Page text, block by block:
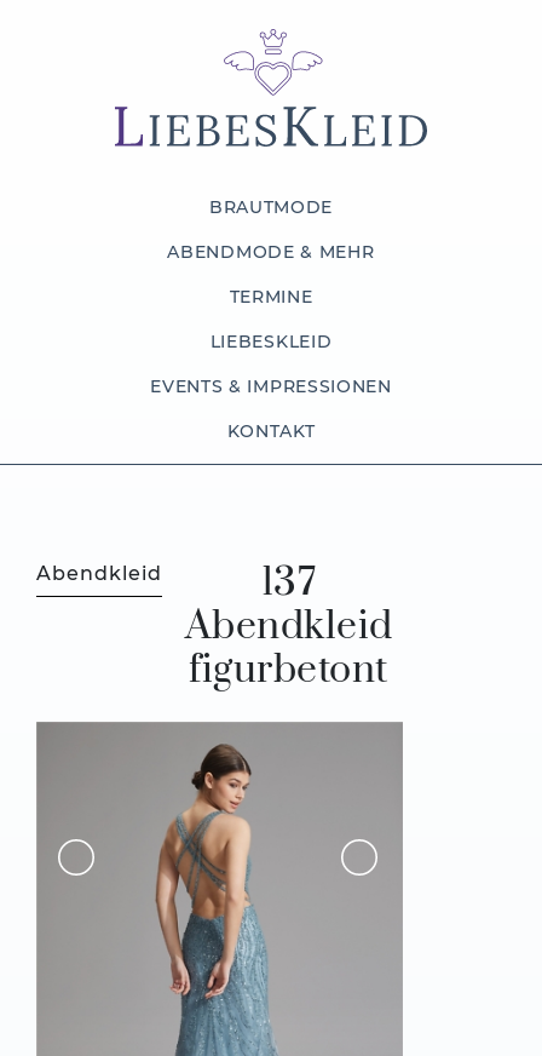
BRAUTMODE
ABENDMODE & MEHR
TERMINE
LIEBESKLEID
EVENTS & IMPRESSIONEN
KONTAKT
Abendkleid
137
Abendkleid
figurbetont